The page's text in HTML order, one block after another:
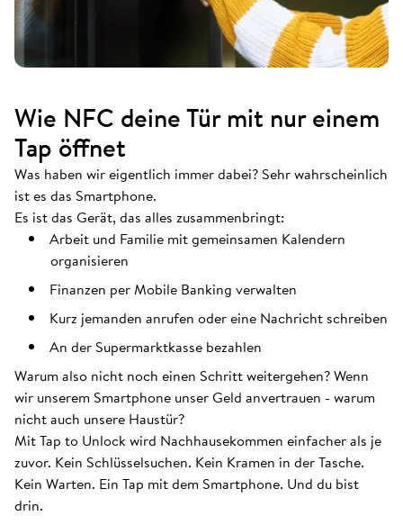
Wie NFC deine Tür mit nur einem
Tap öffnet
Was haben wir eigentlich immer dabei? Sehr wahrscheinlich
ist es das Smartphone.
Es ist das Gerät, das alles zusammenbringt:
Arbeit und Familie mit gemeinsamen Kalendern
organisieren
Finanzen per Mobile Banking verwalten
Kurz jemanden anrufen oder eine Nachricht schreiben
An der Supermarktkasse bezahlen
Warum also nicht noch einen Schritt weitergehen? Wenn
wir unserem Smartphone unser Geld anvertrauen - warum
nicht auch unsere Haustür?
Mit Tap to Unlock wird Nachhausekommen einfacher als je
zuvor. Kein Schlüsselsuchen. Kein Kramen in der Tasche.
Kein Warten. Ein Tap mit dem Smartphone. Und du bist
drin.